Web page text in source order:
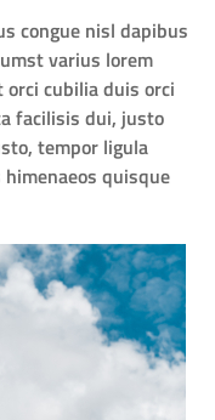
congue nisl dapibus
varius lorem
cubilia duis orci
facilisis dui, justo
tempor ligula
quisque